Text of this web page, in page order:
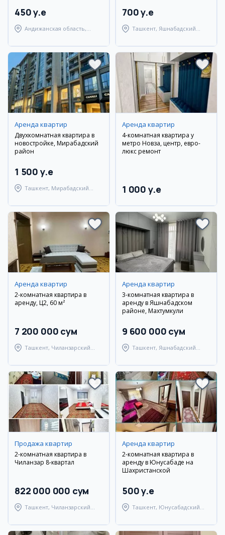
450 y.e
Андижанская область,
700 y.e
Ташкент, Яшнабадский
Аренда квартир
Двухкомнатная квартира в
новостройке, Мирабадский
район
1 500 y.e
Ташкент, Мирабадский
Аренда квартир
4-комнатная квартира у
метро Новза, центр, евро-
люкс ремонт
1 000 y.e
Аренда квартир
2-комнатная квартира в
аренду, Ц2, 60 м²
7 200 000 сум
Ташкент, Чиланзарский
Аренда квартир
3-комнатная квартира в
аренду в Яшнабадском
районе, Махтумкули
9 600 000 сум
Ташкент, Яшнабадский
Продажа квартир
2-комнатная квартира в
Чиланзар 8-квартал
822 000 000 сум
Ташкент, Чиланзарский
Аренда квартир
2-комнатная квартира в
аренду в Юнусабаде на
Шахристанской
500 y.e
Ташкент, Юнусабадский